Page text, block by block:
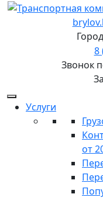
8
Звонок
Услуги
от